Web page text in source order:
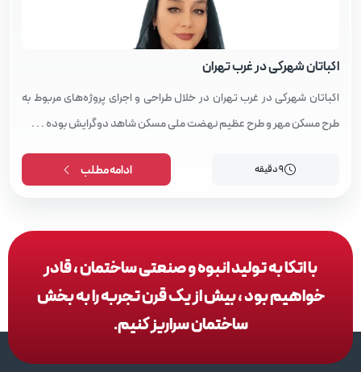
اکباتان شهرکی در غرب تهران
اکباتان شهرکی در غرب تهران در خلال طراحی و اجرای پروژه‌های مربوط به
طرح مسکن مهر و طرح عظیم نهضت ملی مسکن شاهد دوگرایش بوده . . .
9 دقیقه ادامه مطلب
با اتکا به تولید انبوه و صنعتی ساختمان ، قادر
خواهیم بود ، بیش از یک قرن تجربه را به بخش
ساختمان سراریز کنیم.